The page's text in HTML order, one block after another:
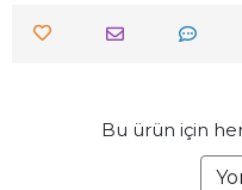
Bu ürün için